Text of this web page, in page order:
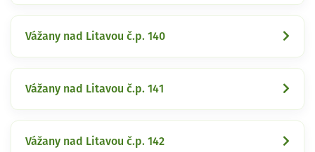
Vážany nad Litavou č.p. 140
Vážany nad Litavou č.p. 141
Vážany nad Litavou č.p. 142